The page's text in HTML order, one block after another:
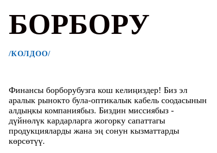
БОРБОРУ
/КОЛДОО/
Финансы борборубузга кош келиңиздер! Биз эл
аралык рынокто була-оптикалык кабель соодасынын
алдыңкы компаниябыз. Биздин миссиябыз -
дүйнөлүк кардарларга жогорку сапаттагы
продукцияларды жана эң сонун кызматтарды
көрсөтүү.